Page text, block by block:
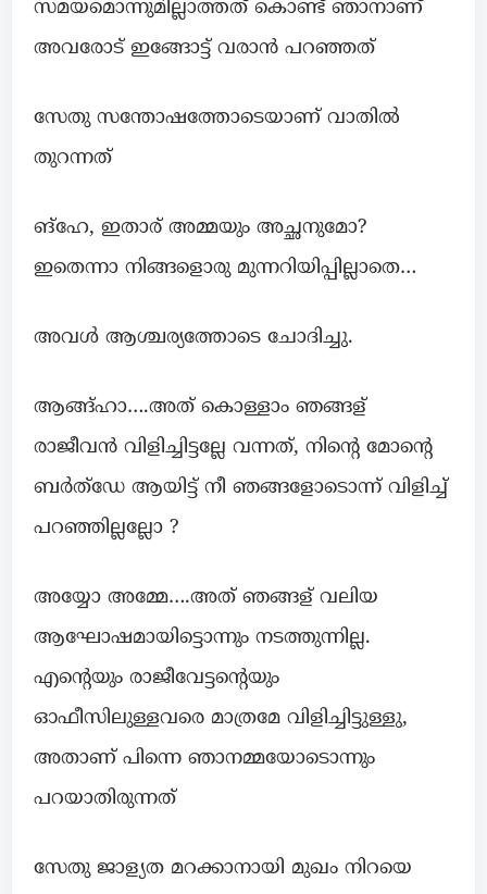
സമയമൊന്നുമില്ലാത്തത് കൊണ്ട് ഞാനാണ്
അവരോട് ഇങ്ങോട്ട് വരാൻ പറഞ്ഞത്
സേതു സന്തോഷത്തോടെയാണ് വാതിൽ
തുറന്നത്
ങ്ഹേ, ഇതാര് അമ്മയും അച്ഛനുമോ?
ഇതെന്നാ നിങ്ങളൊരു മുന്നറിയിപ്പില്ലാതെ…
അവൾ ആശ്ചര്യത്തോടെ ചോദിച്ചു.
ആങ്ങ്ഹാ….അത് കൊള്ളാം ഞങ്ങള്
രാജീവൻ വിളിച്ചിട്ടല്ലേ വന്നത്, നിൻ്റെ മോൻ്റെ
ബർത്ഡേ ആയിട്ട് നീ ഞങ്ങളോടൊന്ന് വിളിച്ച്
പറഞ്ഞില്ലല്ലോ ?
അയ്യോ അമ്മേ….അത് ഞങ്ങള് വലിയ
ആഘോഷമായിട്ടൊന്നും നടത്തുന്നില്ല.
എൻ്റെയും രാജീവേട്ടൻ്റെയും
ഓഫീസിലുള്ളവരെ മാത്രമേ വിളിച്ചിട്ടുള്ളു,
അതാണ് പിന്നെ ഞാനമ്മയോടൊന്നും
പറയാതിരുന്നത്
സേതു ജാള്യത മറക്കാനായി മുഖം നിറയെ